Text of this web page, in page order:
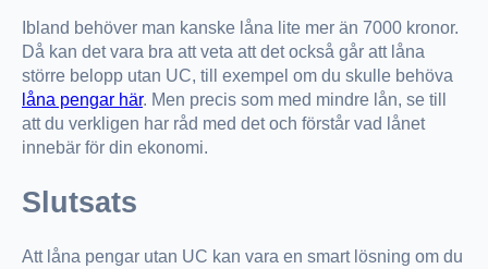
Ibland behöver man kanske låna lite mer än 7000 kronor.
Då kan det vara bra att veta att det också går att låna
större belopp utan UC, till exempel om du skulle behöva
låna pengar här. Men precis som med mindre lån, se till
att du verkligen har råd med det och förstår vad lånet
innebär för din ekonomi.
Slutsats
Att låna pengar utan UC kan vara en smart lösning om du